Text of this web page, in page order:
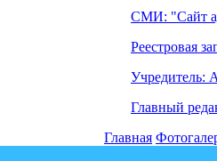
СМИ: "Сайт
Реестровая
Учредитель:
Главный
Главная